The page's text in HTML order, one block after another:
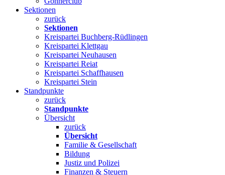
Sektionen
zurück
Sektionen
Kreispartei Buchberg-Rüdlingen
Kreispartei Klettgau
Kreispartei Neuhausen
Kreispartei Reiat
Kreispartei Schaffhausen
Kreispartei Stein
Standpunkte
zurück
Standpunkte
Übersicht
zurück
Übersicht
Familie & Gesellschaft
Bildung
Justiz und Polizei
Finanzen & Steuern